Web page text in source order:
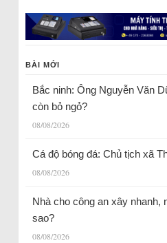
BÀI MỚI
Bắc ninh: Ông Nguyễn Văn
còn bỏ ngỏ?
08/08/2026
Cá độ bóng đá: Chủ tịch xã
08/08/2026
Nhà cho công an xây nhanh,
sao?
08/08/2026